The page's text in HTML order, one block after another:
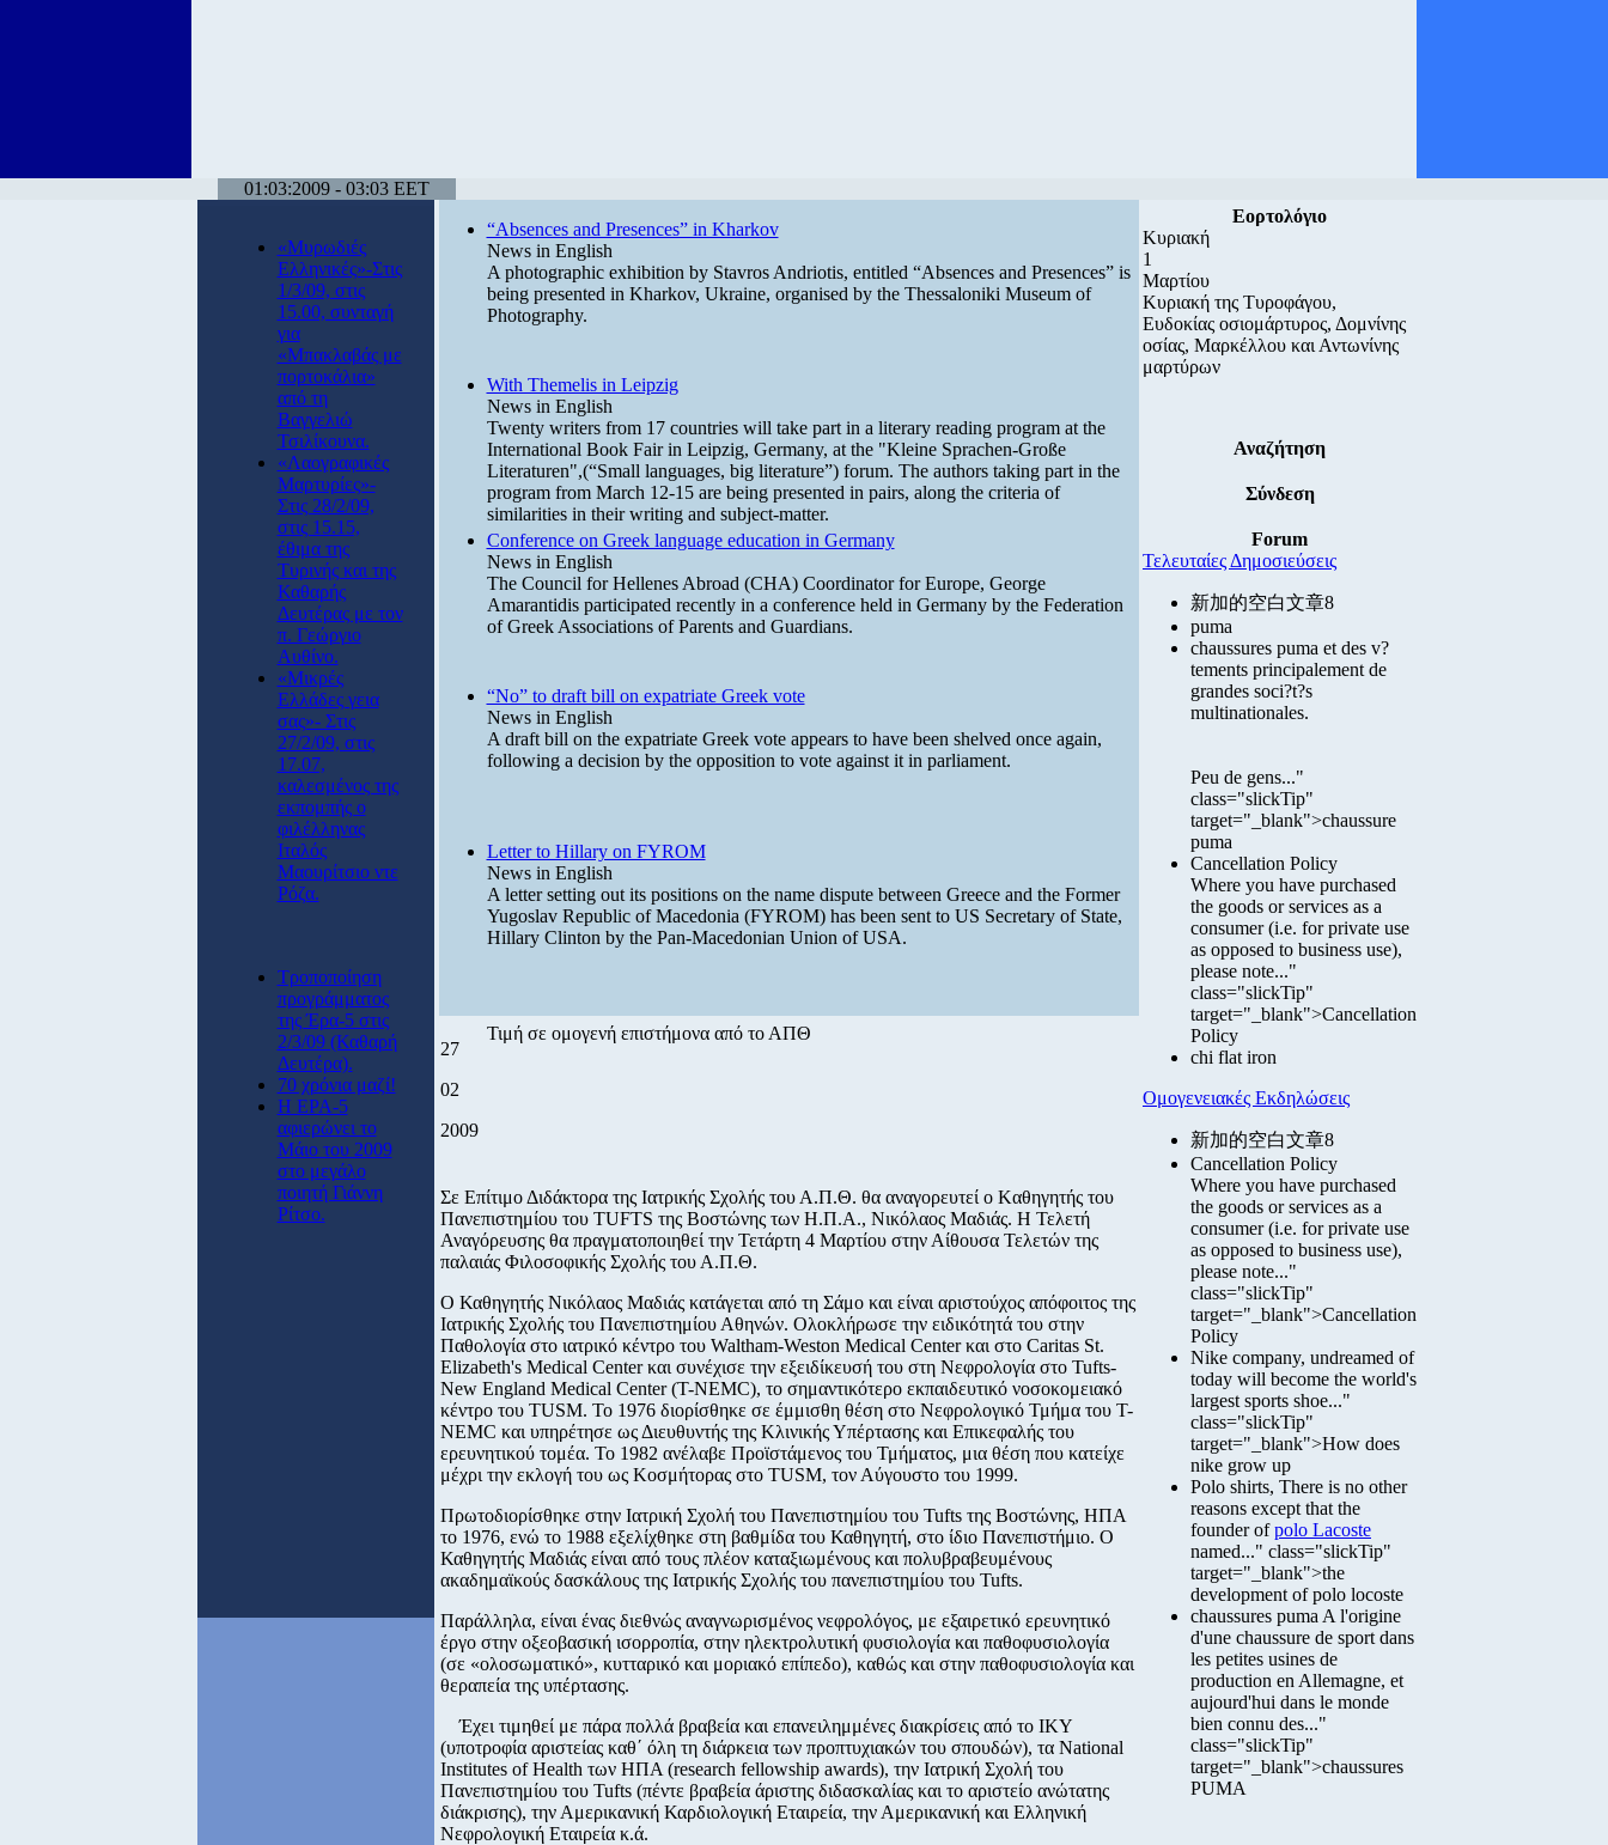
01:03:2009 - 03:03 EET
«Μυρωδιές
Ελληνικές»-Στις
1/3/09, στις
15.00, συνταγή
για
«Μπακλαβάς με
πορτοκάλια»
από τη
Βαγγελιώ
Τσιλίκουνα.
«Λαογραφικές
Μαρτυρίες»-
Στις 28/2/09,
στις 15.15,
έθιμα της
Τυρινής και της
Καθαρής
Δευτέρας με τον
π. Γεώργιο
Αυθίνο.
«Μικρές
Ελλάδες γεια
σας»- Στις
27/2/09, στις
17.07,
καλεσμένος της
εκπομπής ο
φιλέλληνας
Ιταλός
Μαουρίτσιο ντε
Ρόζα.
Τροποποίηση
προγράμματος
της Έρα-5 στις
2/3/09 (Καθαρή
Δευτέρα).
70 χρόνια μαζί!
Η ΕΡΑ-5
αφιερώνει το
Μάιο του 2009
στο μεγάλο
ποιητή Γιάννη
Ρίτσο.
“Absences and Presences” in Kharkov
News in English
A photographic exhibition by Stavros Andriotis, entitled “Absences and Presences” is
being presented in Kharkov, Ukraine, organised by the Thessaloniki Museum of
Photography.
With Themelis in Leipzig
News in English
Twenty writers from 17 countries will take part in a literary reading program at the
International Book Fair in Leipzig, Germany, at the "Kleine Sprachen-Große
Literaturen",(“Small languages, big literature”) forum. The authors taking part in the
program from March 12-15 are being presented in pairs, along the criteria of
similarities in their writing and subject-matter.
Conference on Greek language education in Germany
News in English
The Council for Hellenes Abroad (CHA) Coordinator for Europe, George
Amarantidis participated recently in a conference held in Germany by the Federation
of Greek Associations of Parents and Guardians.
“No” to draft bill on expatriate Greek vote
News in English
A draft bill on the expatriate Greek vote appears to have been shelved once again,
following a decision by the opposition to vote against it in parliament.
Letter to Hillary on FYROM
News in English
A letter setting out its positions on the name dispute between Greece and the Former
Yugoslav Republic of Macedonia (FYROM) has been sent to US Secretary of State,
Hillary Clinton by the Pan-Macedonian Union of USA.
27
02
2009
Τιμή σε ομογενή επιστήμονα από το ΑΠΘ
Σε Επίτιμο Διδάκτορα της Ιατρικής Σχολής του Α.Π.Θ. θα αναγορευτεί ο Kαθηγητής του
Πανεπιστημίου του TUFTS της Βοστώνης των Η.Π.Α., Νικόλαος Μαδιάς. Η Τελετή
Αναγόρευσης θα πραγματοποιηθεί την Τετάρτη 4 Μαρτίου στην Αίθουσα Τελετών της
παλαιάς Φιλοσοφικής Σχολής του Α.Π.Θ.
Ο Καθηγητής Νικόλαος Μαδιάς κατάγεται από τη Σάμο και είναι αριστούχος απόφοιτος της
Ιατρικής Σχολής του Πανεπιστημίου Αθηνών. Ολοκλήρωσε την ειδικότητά του στην
Παθολογία στο ιατρικό κέντρο του Waltham-Weston Μedical Center και στο Caritas St.
Elizabeth's Medical Center και συνέχισε την εξειδίκευσή του στη Νεφρολογία στο Tufts-
New England Medical Center (T-NEMC), το σημαντικότερο εκπαιδευτικό νοσοκομειακό
κέντρο του TUSM. Το 1976 διορίσθηκε σε έμμισθη θέση στο Νεφρολογικό Τμήμα του T-
NEMC και υπηρέτησε ως Διευθυντής της Κλινικής Υπέρτασης και Επικεφαλής του
ερευνητικού τομέα. Το 1982 ανέλαβε Προϊστάμενος του Τμήματος, μια θέση που κατείχε
μέχρι την εκλογή του ως Κοσμήτορας στο ΤUSM, τον Αύγουστο του 1999.
Πρωτοδιορίσθηκε στην Ιατρική Σχολή του Πανεπιστημίου του Tufts της Βοστώνης, ΗΠΑ
το 1976, ενώ το 1988 εξελίχθηκε στη βαθμίδα του Καθηγητή, στο ίδιο Πανεπιστήμιο. Ο
Καθηγητής Μαδιάς είναι από τους πλέον καταξιωμένους και πολυβραβευμένους
ακαδημαϊκούς δασκάλους της Ιατρικής Σχολής του πανεπιστημίου του Tufts.
Παράλληλα, είναι ένας διεθνώς αναγνωρισμένος νεφρολόγος, με εξαιρετικό ερευνητικό
έργο στην οξεοβασική ισορροπία, στην ηλεκτρολυτική φυσιολογία και παθοφυσιολογία
(σε «ολοσωματικό», κυτταρικό και μοριακό επίπεδο), καθώς και στην παθοφυσιολογία και
θεραπεία της υπέρτασης.
Έχει τιμηθεί με πάρα πολλά βραβεία και επανειλημμένες διακρίσεις από το ΙΚΥ
(υποτροφία αριστείας καθ΄ όλη τη διάρκεια των προπτυχιακών του σπουδών), τα National
Institutes of Health των ΗΠΑ (research fellowship awards), την Ιατρική Σχολή του
Πανεπιστημίου του Tufts (πέντε βραβεία άριστης διδασκαλίας και το αριστείο ανώτατης
διάκρισης), την Αμερικανική Καρδιολογική Εταιρεία, την Αμερικανική και Ελληνική
Νεφρολογική Εταιρεία κ.ά.
Εορτολόγιο
Κυριακή
1
Μαρτίου
Κυριακή της Τυροφάγου,
Ευδοκίας οσιομάρτυρος, Δομνίνης
οσίας, Μαρκέλλου και Αντωνίνης
μαρτύρων
Αναζήτηση
Σύνδεση
Forum
Τελευταίες Δημοσιεύσεις
新加的空白文章8
puma
chaussures puma et des v?
tements principalement de
grandes soci?t?s
multinationales.
Peu de gens..."
class="slickTip"
target="_blank">chaussure
puma
Cancellation Policy
Where you have purchased
the goods or services as a
consumer (i.e. for private use
as opposed to business use),
please note..."
class="slickTip"
target="_blank">Cancellation
Policy
chi flat iron
Ομογενειακές Εκδηλώσεις
新加的空白文章8
Cancellation Policy
Where you have purchased
the goods or services as a
consumer (i.e. for private use
as opposed to business use),
please note..."
class="slickTip"
target="_blank">Cancellation
Policy
Nike company, undreamed of
today will become the world's
largest sports shoe..."
class="slickTip"
target="_blank">How does
nike grow up
Polo shirts, There is no other
reasons except that the
founder ofpolo Lacoste
named..." class="slickTip"
target="_blank">the
development of polo locoste
chaussures puma A l'origine
d'une chaussure de sport dans
les petites usines de
production en Allemagne, et
aujourd'hui dans le monde
bien connu des..."
class="slickTip"
target="_blank">chaussures
PUMA